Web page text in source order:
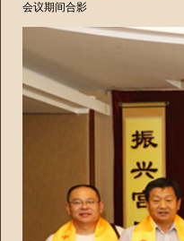
会议期间合影